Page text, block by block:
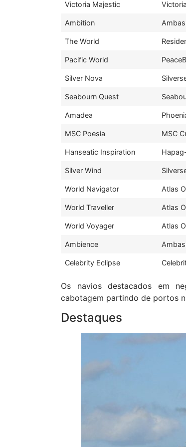
Victoria Majestic
Ambition
The World
Pacific World
Silver Nova
Seabourn Quest
Amadea
MSC Poesia MSC
Hanseatic Inspiration
Silver Wind
World Navigator Atlas
World Traveller Atlas
World Voyager Atlas
Ambience
Celebrity Eclipse
Os navios destacados em
cabotagem partindo de portos
Destaques